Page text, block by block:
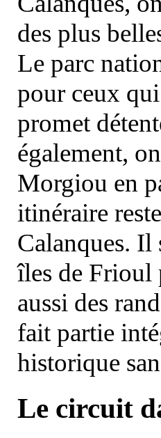
des plus
Le parc
pour ceux
promet
également,
Morgiou en
itinéraire
Calanques. Il
îles de Frioul
aussi des
fait partie
historique
Le circuit